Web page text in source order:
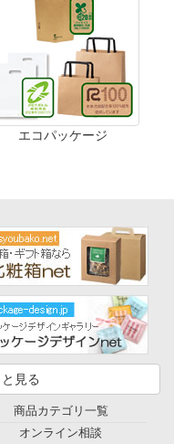
エコパッケージ
見る
商品カテゴリ一覧
オンライン相談